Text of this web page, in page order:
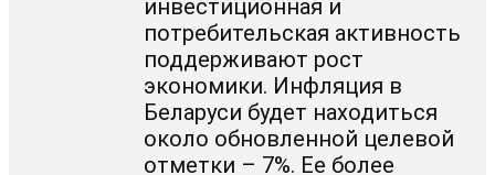
инвестиционная и
потребительская активность
поддерживают рост
экономики. Инфляция в
Беларуси будет находиться
около обновленной целевой
отметки – 7%. Ее более